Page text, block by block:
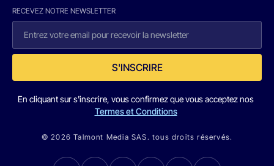
RECEVEZ NOTRE NEWSLETTER
S'INSCRIRE
En cliquant sur s'inscrire, vous confirmez que vous acceptez nos
Termes et Conditions
© 2026 Talmont Media SAS. tous droits réservés.